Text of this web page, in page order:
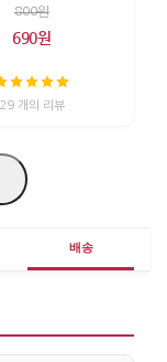
800원
690원
29 개의 리뷰
배송